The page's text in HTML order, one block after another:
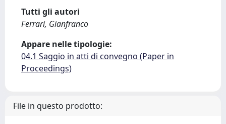
Tutti gli autori
Ferrari, Gianfranco
Appare nelle tipologie:
04.1 Saggio in atti di convegno (Paper in
Proceedings)
File in questo prodotto: